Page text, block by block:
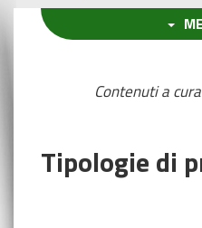
Contenuti a
Tipologie di